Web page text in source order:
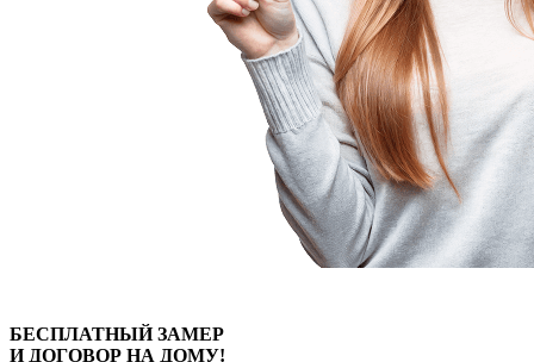
БЕСПЛАТНЫЙЗАМЕР
И ДОГОВОР НА ДОМУ!